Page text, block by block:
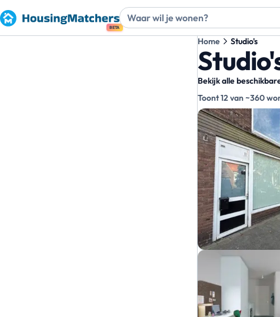
BETA
Home Studio's
Bekijk alle
Toont 12 van ~360